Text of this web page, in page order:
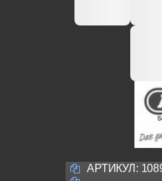
АРТИКУЛ: